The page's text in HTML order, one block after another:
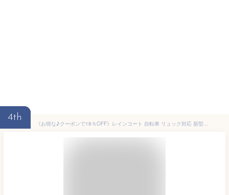
4th
《お得な♪クーポンで18％OFF》レインコート 自転車 リュック対応 新型 二重つば レインポンチョ メンズ ロング丈 大きいサイズ バイク ポンチョ カッパ 撥水 防水 防風 耐久 レインウェア 雨具 梅雨対策 男女兼用 通勤 通学